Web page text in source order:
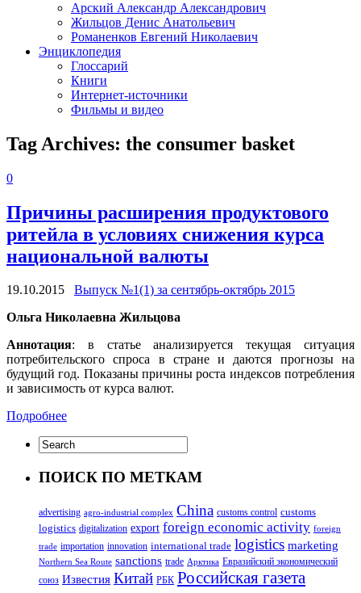
Арский Александр Александрович
Жильцов Денис Анатольевич
Романенков Евгений Николаевич
Энциклопедия
Глоссарий
Книги
Интернет-источники
Фильмы и видео
Tag Archives: the consumer basket
0
Причины расширения продуктового
ритейла в условиях снижения курса
национальной валюты
19.10.2015
Выпуск №1(1) за сентябрь-октябрь 2015
Ольга Николаевна Жильцова
Аннотация: в статье анализируется текущая ситуация
потребительского спроса в стране и даются прогнозы на
будущий год. Показаны причины роста индексов потребления
и зависимость от курса валют.
Подробнее
ПОИСК ПО МЕТКАМ
advertising agro-industrial complex China customs control customs
logistics digitalization export foreign economic activity foreign
trade importation innovation international trade logistics marketing
Northern Sea Route sanctions trade Арктика Евразийский экономический
союз Известия Китай РБК Российская газета